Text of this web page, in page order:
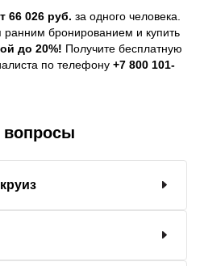
66 026 руб. за одного человека.
ранним бронированием и купить
до 20%! Получите бесплатную
по телефону +7 800 101-
вопросы